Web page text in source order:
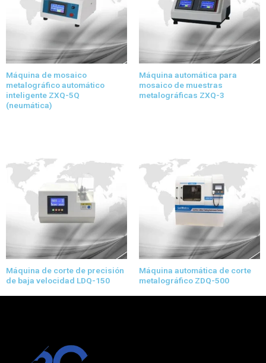
Máquina de mosaico
metalográfico automático
inteligente ZXQ-5Q
(neumática)
Máquina automática para
mosaico de muestras
metalográficas ZXQ-3
Máquina de corte de precisión
de baja velocidad LDQ-150
Máquina automática de corte
metalográfico ZDQ-500